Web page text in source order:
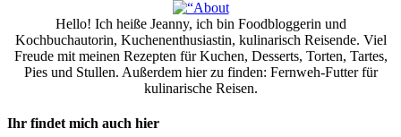
Hello! Ich heiße Jeanny, ich bin Foodbloggerin und
Kochbuchautorin, Kuchenenthusiastin, kulinarisch Reisende. Viel
Freude mit meinen Rezepten für Kuchen, Desserts, Torten, Tartes,
Pies und Stullen. Außerdem hier zu finden: Fernweh-Futter für
kulinarische Reisen.
Ihr findet mich auch hier